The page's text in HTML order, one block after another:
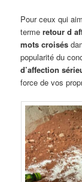
Pour ceux qui
termeretour d
mots croisés
popularité du
d’affection
force de vos